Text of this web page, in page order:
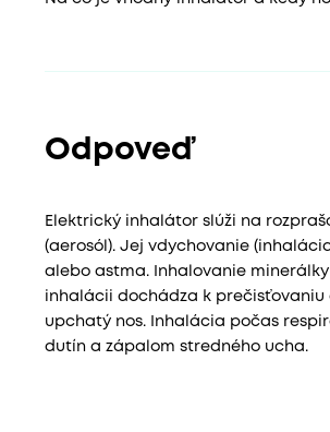
Odpoveď
Elektrický inhalátor slúži na
(aerosól). Jej vdychovanie
alebo astma. Inhalovanie
inhalácii dochádza k prečisťovaniu
upchatý nos. Inhalácia počas
dutín a zápalom stredného ucha.